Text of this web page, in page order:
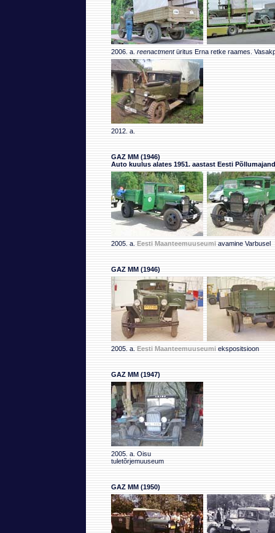
2006. a. reenactmentüritus Erna retke raames.
2012. a.
GAZ MM (1946)
Auto kuulus alates 1951. aastast Eesti
2005. a. Eesti Maanteemuuseumi avamine Varbusel
GAZ MM (1946)
2005. a. Eesti Maanteemuuseumi ekspositsioon
GAZ MM (1947)
2005. a. Oisu
tuletõrjemuuseum
GAZ MM (1950)